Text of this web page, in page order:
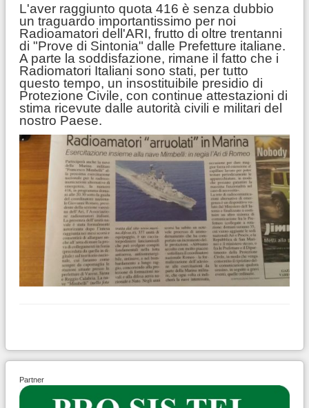
L'aver raggiunto quota 416 è senza dubbio
un traguardo importantissimo per noi
Radioamatori dell'ARI, frutto di oltre trentanni
di "Prove di Sintonia" dalle Prefetture italiane.
A parte la soddisfazione, rimane il fatto che i
Radiomatori Italiani sono stati, per tutto
questo tempo, un insostituibile presidio di
Protezione Civile, con continue attestazioni di
stima ricevute dalle autorità civili e militari del
nostro Paese.
Partner